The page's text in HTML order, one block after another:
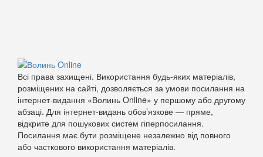
Всі права захищені. Використання будь-яких матеріалів,
розміщених на сайті, дозволяється за умови посилання на
інтернет-видання «Волинь Online» у першому або другому
абзаці. Для інтернет-видань обов’язкове — пряме,
відкрите для пошукових систем гіперпосилання.
Посилання має бути розміщене незалежно від повного
або часткового використання матеріалів.